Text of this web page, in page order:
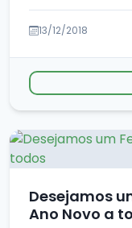
13/12/2018
Desejamos
Ano Novo a